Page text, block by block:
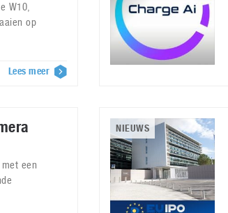
W10,
op
Lees meer
een
NIEUWS